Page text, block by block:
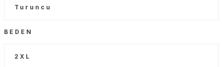
BEDEN